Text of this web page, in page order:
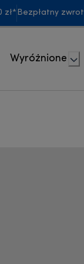
zł* Bezpłatny zwrot
Wyróżnione